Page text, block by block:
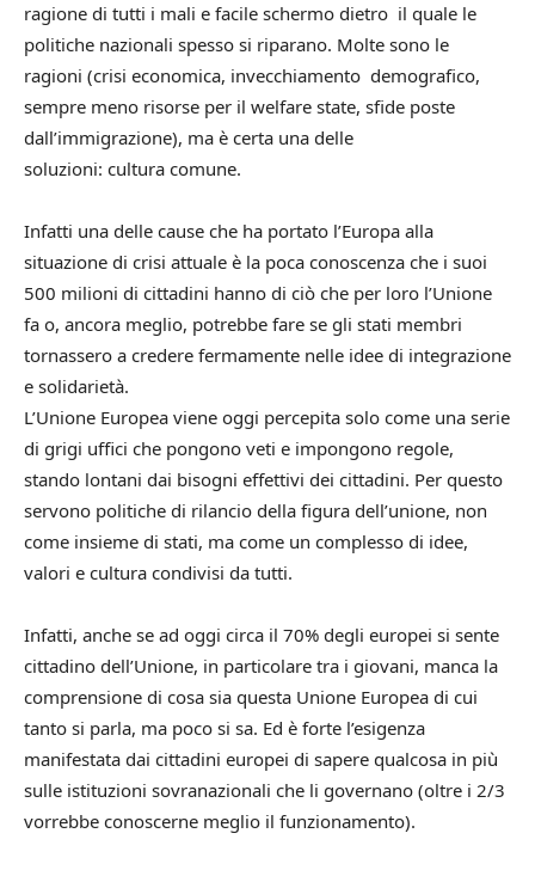
ragione di tutti i mali e facile schermo dietro il quale le
politiche nazionali spesso si riparano. Molte sono le
ragioni (crisi economica, invecchiamento demografico,
sempre meno risorse per il welfare state, sfide poste
dall’immigrazione), ma è certa una delle
soluzioni: cultura comune.
Infatti una delle cause che ha portato l’Europa alla
situazione di crisi attuale è la poca conoscenza che i suoi
500 milioni di cittadini hanno di ciò che per loro l’Unione
fa o, ancora meglio, potrebbe fare se gli stati membri
tornassero a credere fermamente nelle idee di integrazione
e solidarietà.
L’Unione Europea viene oggi percepita solo come una serie
di grigi uffici che pongono veti e impongono regole,
stando lontani dai bisogni effettivi dei cittadini. Per questo
servono politiche di rilancio della figura dell’unione, non
come insieme di stati, ma come un complesso di idee,
valori e cultura condivisi da tutti.
Infatti, anche se ad oggi circa il 70% degli europei si sente
cittadino dell’Unione, in particolare tra i giovani, manca la
comprensione di cosa sia questa Unione Europea di cui
tanto si parla, ma poco si sa. Ed è forte l’esigenza
manifestata dai cittadini europei di sapere qualcosa in più
sulle istituzioni sovranazionali che li governano (oltre i 2/3
vorrebbe conoscerne meglio il funzionamento).